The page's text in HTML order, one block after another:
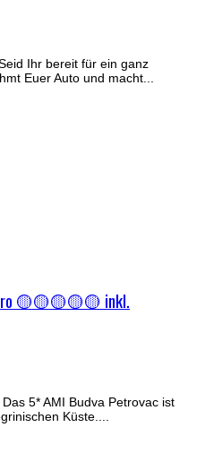
Ihr bereit für ein ganz
Euer Auto und macht...
🟡🟡🟡🟡🟡 inkl.
5* AMI Budva Petrovac ist
Küste....